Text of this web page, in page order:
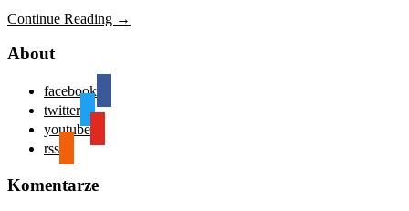
Continue Reading →
About
facebook
twitter
youtube
rss
Komentarze